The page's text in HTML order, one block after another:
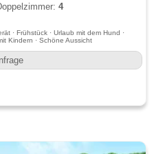
4
· Frühstück · Urlaub mit dem Hund ·
Kindern · Schöne Aussicht